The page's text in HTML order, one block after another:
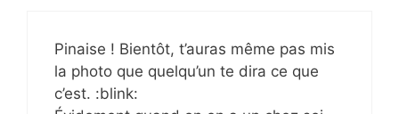
Pinaise ! Bientôt, t’auras même pas mis
la photo que quelqu’un te dira ce que
c’est. :blink: